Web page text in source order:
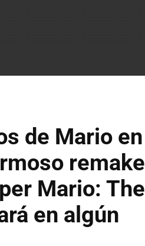
de Mario en
remake
Mario: The
en algún